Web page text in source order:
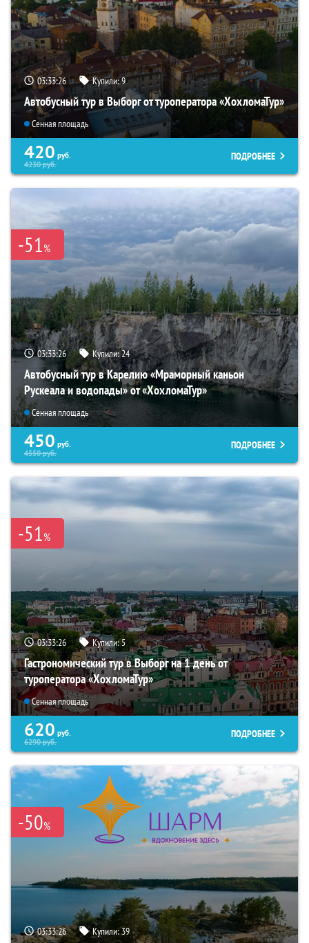
03:33:25 Купили:9
Автобусный тур в Выборг от туроператора «ХохломаТур»
Сенная площадь
420 руб.
4230руб.
ПОДРОБНЕЕ
-51%
03:33:25 Купили:24
Автобусный тур в Карелию «Мраморный каньон
Рускеала и водопады» от «ХохломаТур»
Сенная площадь
450 руб.
4550руб.
ПОДРОБНЕЕ
-51%
03:33:25 Купили:5
Гастрономический тур в Выборг на 1 день от
туроператора «ХохломаТур»
Сенная площадь
620 руб.
6290руб.
ПОДРОБНЕЕ
-50%
03:33:25 Купили:39